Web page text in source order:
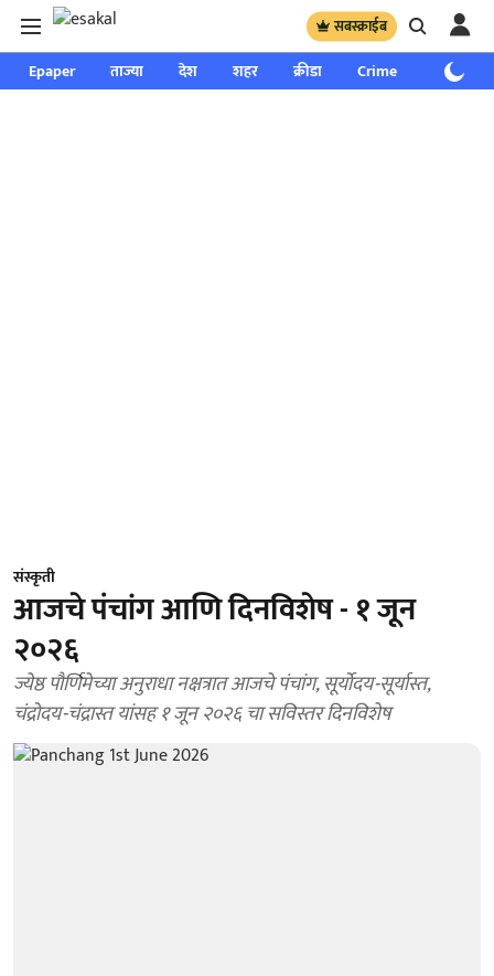
सबस्क्राईब
Epaper ताज्या देश शहर क्रीडा Crime साप्ताहिक
संस्कृती
आजचे पंचांग आणि दिनविशेष - १ जून
२०२६
ज्येष्ठ पौर्णिमेच्या अनुराधा नक्षत्रात आजचे पंचांग, सूर्योदय-सूर्यास्त,
चंद्रोदय-चंद्रास्त यांसह १ जून २०२६ चा सविस्तर दिनविशेष